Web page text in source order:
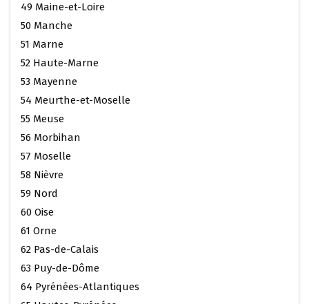
49 Maine-et-Loire
50 Manche
51 Marne
52 Haute-Marne
53 Mayenne
54 Meurthe-et-Moselle
55 Meuse
56 Morbihan
57 Moselle
58 Nièvre
59 Nord
60 Oise
61 Orne
62 Pas-de-Calais
63 Puy-de-Dôme
64 Pyrénées-Atlantiques